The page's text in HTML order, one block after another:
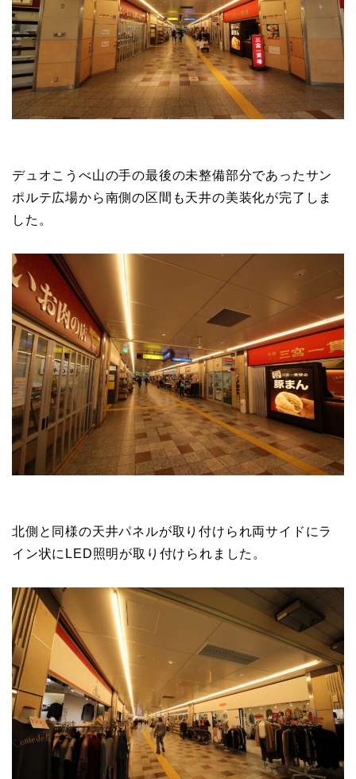
デュオこうべ山の手の最後の未整備部分であったサン
ポルテ広場から南側の区間も天井の美装化が完了しま
した。
北側と同様の天井パネルが取り付けられ両サイドにラ
イン状にLED照明が取り付けられました。